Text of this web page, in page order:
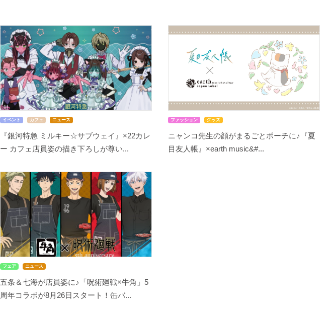
イベント カフェ ニュース
『銀河特急 ミルキー☆サブウェイ』×22カレ
ー カフェ店員姿の描き下ろしが尊い...
ファッション グッズ
ニャンコ先生の顔がまるごとポーチに♪『夏
目友人帳』×earth music&#...
フェア ニュース
五条＆七海が店員姿に♪「呪術廻戦×牛角」5
周年コラボが8月26日スタート！缶バ...